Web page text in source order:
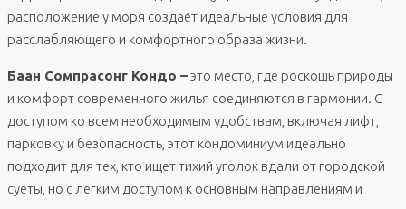
расположение у моря создаёт идеальные условия для
расслабляющего и комфортного образа жизни.
Баан Сомпрасонг Кондо –это место, где роскошь природы
и комфорт современного жилья соединяются в гармонии. С
доступом ко всем необходимым удобствам, включая лифт,
парковку и безопасность, этот кондоминиум идеально
подходит для тех, кто ищет тихий уголок вдали от городской
суеты, но с легким доступом к основным направлениям и